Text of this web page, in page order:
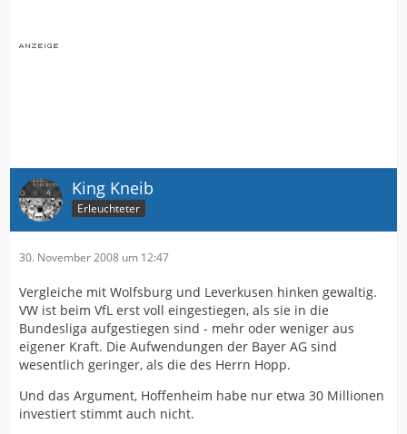
King Kneib
Erleuchteter
30. November 2008 um 12:47
Vergleiche mit Wolfsburg und Leverkusen hinken gewaltig.
VW ist beim VfL erst voll eingestiegen, als sie in die
Bundesliga aufgestiegen sind - mehr oder weniger aus
eigener Kraft. Die Aufwendungen der Bayer AG sind
wesentlich geringer, als die des Herrn Hopp.
Und das Argument, Hoffenheim habe nur etwa 30 Millionen
investiert stimmt auch nicht.